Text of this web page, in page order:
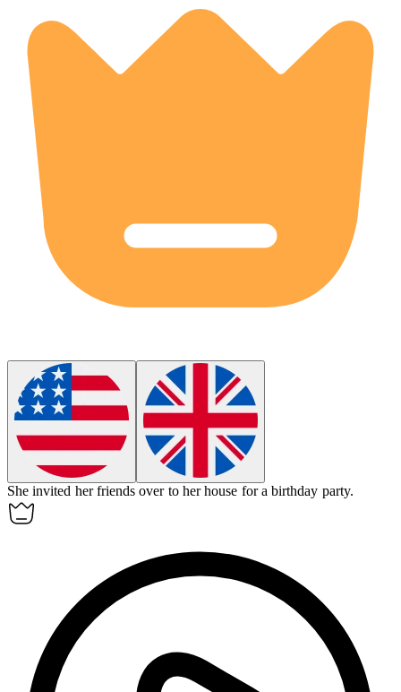
She invited her friends over to herhouse for a birthday party.